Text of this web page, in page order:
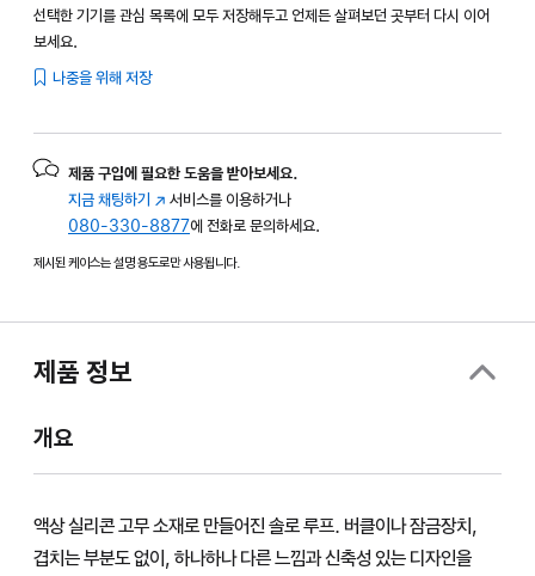
선택한 기기를 관심 목록에 모두 저장해두고 언제든 살펴보던 곳부터 다시 이어
보세요.
나중을 위해 저장
제품 구입에 필요한 도움을 받아보세요.
지금 채팅하기 (새
창에서
열림)
서비스를 이용하거나
080-330-8877에 전화로 문의하세요.
제시된 케이스는 설명 용도로만 사용됩니다.
제품 정보
개요
액상 실리콘 고무 소재로 만들어진 솔로 루프. 버클이나 잠금장치,
겹치는 부분도 없이, 하나하나 다른 느낌과 신축성 있는 디자인을